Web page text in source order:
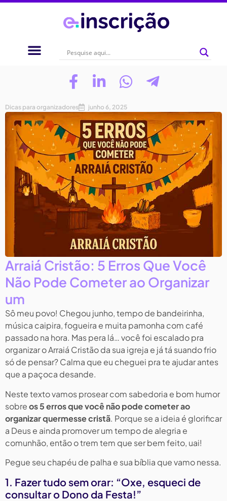
Dicas para organizadores junho 6, 2025
Arraiá Cristão: 5 Erros Que Você
Não Pode Cometer ao Organizar
um
Sô meu povo! Chegou junho, tempo de bandeirinha,
música caipira, fogueira e muita pamonha com café
passado na hora. Mas pera lá… você foi escalado pra
organizar o Arraiá Cristão da sua igreja e já tá suando frio
só de pensar? Calma que eu cheguei pra te ajudar antes
que a paçoca desande.
Neste texto vamos prosear com sabedoria e bom humor
sobreos 5 erros que você não pode cometer ao
organizar quermesse cristã. Porque se a ideia é glorificar
a Deus e ainda promover um tempo de alegria e
comunhão, então o trem tem que ser bem feito, uai!
Pegue seu chapéu de palha e sua bíblia que vamo nessa.
1. Fazer tudo sem orar: “Oxe, esqueci de
consultar o Dono da Festa!”